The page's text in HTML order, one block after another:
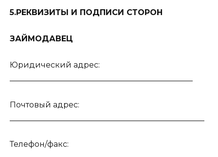
5.РЕКВИЗИТЫ И ПОДПИСИ СТОРОН
ЗАЙМОДАВЕЦ
Юридический адрес:
Почтовый адрес:
Телефон/факс: